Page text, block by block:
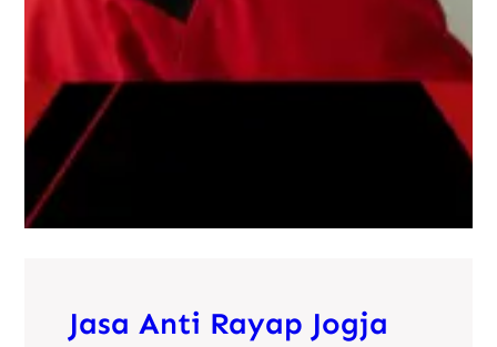
Jasa Anti Rayap Jogja